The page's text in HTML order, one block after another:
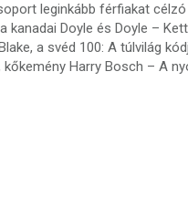
leginkább férfiakat
kanadai Doyle és Doyle –
a svéd 100: A túlvilág
Harry Bosch – A